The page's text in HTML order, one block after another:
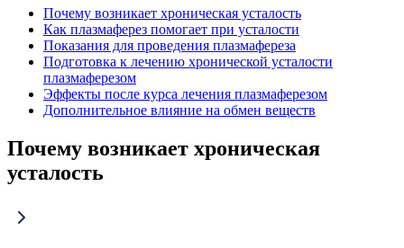
Почему возникает хроническая усталость
Как плазмаферез помогает при усталости
Показания для проведения плазмафереза
Подготовка к лечению хронической усталости
плазмаферезом
Эффекты после курса лечения плазмаферезом
Дополнительное влияние на обмен веществ
Почему возникает хроническая
усталость